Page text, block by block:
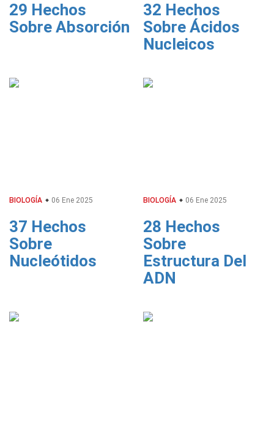
29 Hechos
Sobre Absorción
32 Hechos
Sobre Ácidos
Nucleicos
BIOLOGÍA 06 Ene 2025
37 Hechos
Sobre
Nucleótidos
BIOLOGÍA 06 Ene 2025
28 Hechos
Sobre
Estructura Del
ADN